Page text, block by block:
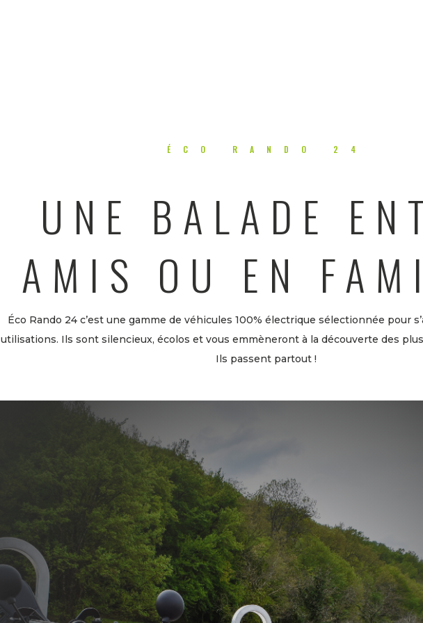
ÉCO RANDO 24
UNE BALADE
AMIS OU EN
Éco Rando 24 c’est une gamme de véhicules 100% électrique sélectionnée pour
utilisations. Ils sont silencieux, écolos et vous emmèneront à la découverte des
Ils passent partout !